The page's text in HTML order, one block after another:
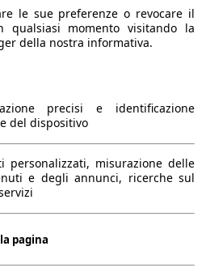
220 nm
1461 ccm
Diesel
4360 mm
1850 mm
-
le sue preferenze o revocare il
qualsiasi momento visitando la
della nostra informativa.
precisi e identificazione
del dispositivo
personalizzati, misurazione delle
e degli annunci, ricerche sul
pagina